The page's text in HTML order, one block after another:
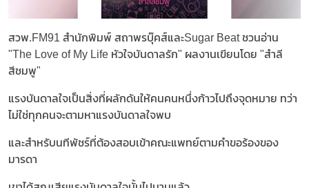
สวพ.FM91 สำนักพิมพ์ สถาพรบุ๊คส์และSugar Beat ชวนอ่าน
"The Love of My Life หัวใจบันดาลรัก" ผลงานเขียนโดย "สำลี
สีชมพู"
แรงบันดาลใจเป็นสิ่งที่ผลักดันให้คนคนหนึ่งก้าวไปถึงจุดหมาย ทว่า
ไม่ใช่ทุกคนจะตามหาแรงบันดาลใจพบ
และสำหรับนทีพัชร์ที่ต้องสอบเข้าคณะแพทย์ตามคำขอร้องของ
มารดา